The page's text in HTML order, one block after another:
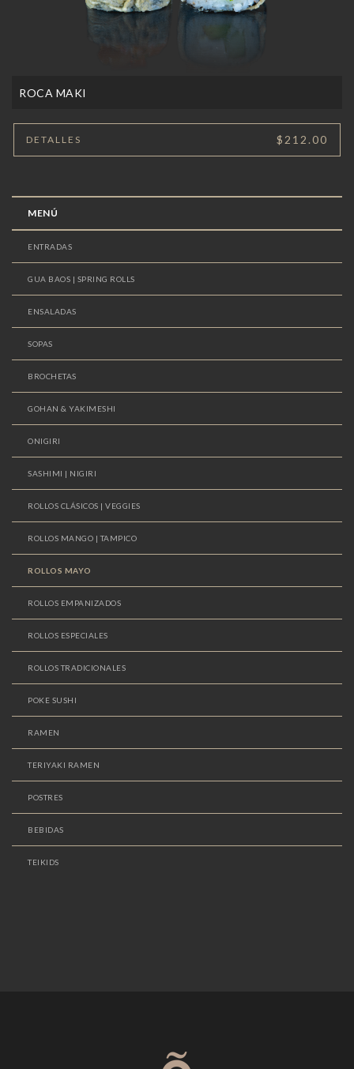
ROCA MAKI
DETALLES $212.00
MENÚ
ENTRADAS
GUA BAOS | SPRING ROLLS
ENSALADAS
SOPAS
BROCHETAS
GOHAN & YAKIMESHI
ONIGIRI
SASHIMI | NIGIRI
ROLLOS CLÁSICOS | VEGGIES
ROLLOS MANGO | TAMPICO
ROLLOS MAYO
ROLLOS EMPANIZADOS
ROLLOS ESPECIALES
ROLLOS TRADICIONALES
POKE SUSHI
RAMEN
TERIYAKI RAMEN
POSTRES
BEBIDAS
TEIKIDS